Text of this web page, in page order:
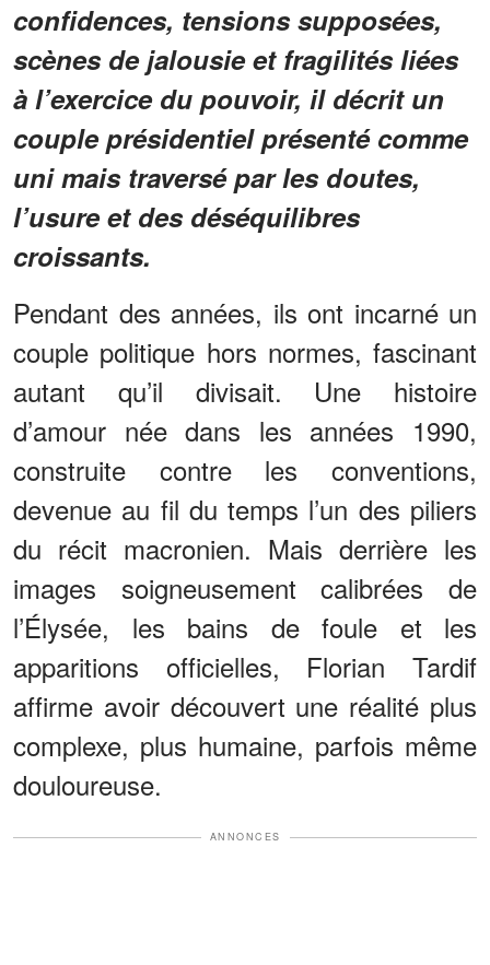
confidences, tensions supposées,
scènes de jalousie et fragilités liées
à l’exercice du pouvoir, il décrit un
couple présidentiel présenté comme
uni mais traversé par les doutes,
l’usure et des déséquilibres
croissants.
Pendant des années, ils ont incarné un
couple politique hors normes, fascinant
autant qu’il divisait. Une histoire
d’amour née dans les années 1990,
construite contre les conventions,
devenue au fil du temps l’un des piliers
du récit macronien. Mais derrière les
images soigneusement calibrées de
l’Élysée, les bains de foule et les
apparitions officielles, Florian Tardif
affirme avoir découvert une réalité plus
complexe, plus humaine, parfois même
douloureuse.
ANNONCES